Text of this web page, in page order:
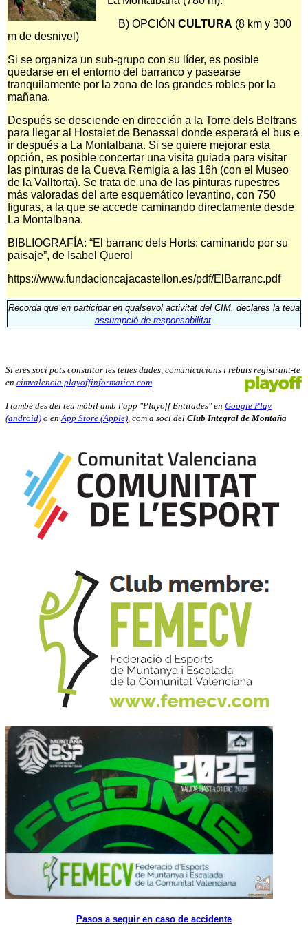
B) OPCIÓN CULTURA (8 km y 300
m de desnivel)
Si se organiza un sub-grupo con su líder, es posible
quedarse en el entorno del barranco y pasearse
tranquilamente por la zona de los grandes robles por la
mañana.
Después se desciende en dirección a la Torre dels Beltrans
para llegar al Hostalet de Benassal donde esperará el bus e
ir después a La Montalbana. Si se quiere mejorar esta
opción, es posible concertar una visita guiada para visitar
las pinturas de la Cueva Remigia a las 16h (con el Museo
de la Valltorta). Se trata de una de las pinturas rupestres
más valoradas del arte esquemático levantino, con 750
figuras, a la que se accede caminando directamente desde
La Montalbana.
BIBLIOGRAFÍA: “El barranc dels Horts: caminando por su
paisaje”, de Isabel Querol
https://www.fundacioncajacastellon.es/pdf/ElBarranc.pdf
Recorda que en participar en qualsevol activitat del CIM, declares la teua
assumpció de responsabilitat.
Si eres soci pots consultar les teues dades, comunicacions i rebuts registrant-te
en cimvalencia.playoffinformatica.com
I també des del teu mòbil amb l'app "Playoff Entitades" en Google Play
(android) o en App Store (Apple) , com a soci del Club Integral de Montaña
Pasos a seguir en caso de accidente